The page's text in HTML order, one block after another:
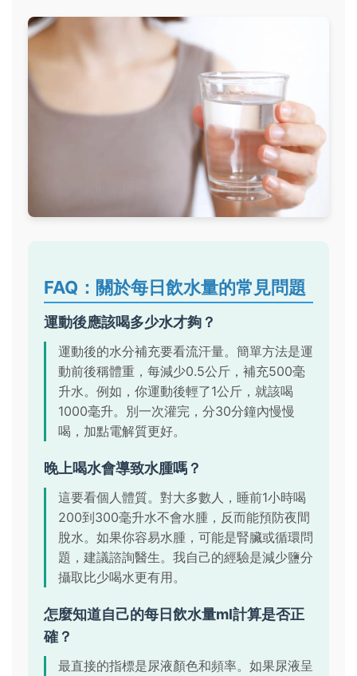
FAQ：關於每日飲水量的常見問題
運動後應該喝多少水才夠？
運動後的水分補充要看流汗量。簡單方法是運
動前後稱體重，每減少0.5公斤，補充500毫
升水。例如，你運動後輕了1公斤，就該喝
1000毫升。別一次灌完，分30分鐘內慢慢
喝，加點電解質更好。
晚上喝水會導致水腫嗎？
這要看個人體質。對大多數人，睡前1小時喝
200到300毫升水不會水腫，反而能預防夜間
脫水。如果你容易水腫，可能是腎臟或循環問
題，建議諮詢醫生。我自己的經驗是減少鹽分
攝取比少喝水更有用。
怎麼知道自己的每日飲水量ml計算是否正
確？
最直接的指標是尿液顏色和頻率。如果尿液呈